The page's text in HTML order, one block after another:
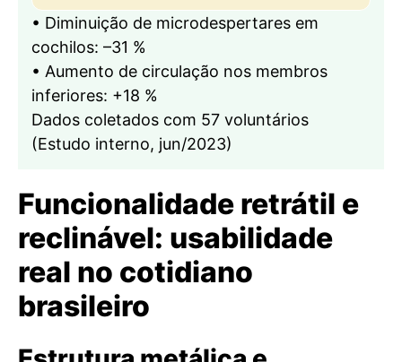
• Diminuição de microdespertares em
cochilos: –31 %
• Aumento de circulação nos membros
inferiores: +18 %
Dados coletados com 57 voluntários
(Estudo interno, jun/2023)
Funcionalidade retrátil e
reclinável: usabilidade
real no cotidiano
brasileiro